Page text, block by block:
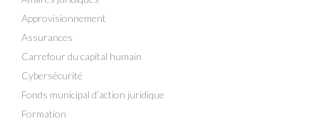
Approvisionnement
Assurances
Carrefour du capital humain
Cybersécurité
Fonds municipal d’action juridique
Formation